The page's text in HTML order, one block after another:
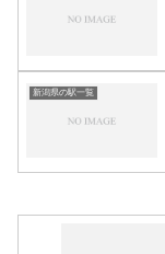
新潟県の駅一覧